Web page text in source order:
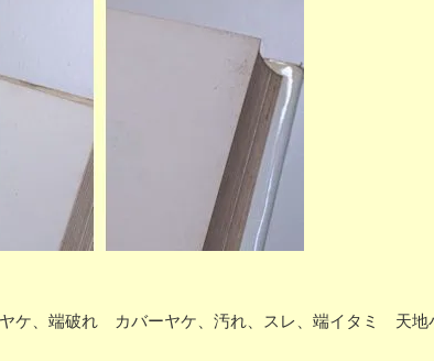
、端破れ カバーヤケ、汚れ、スレ、端イタミ 天地